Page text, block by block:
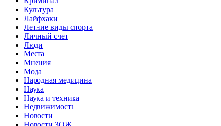
Культура
Лайфхаки
Летние виды спорта
Личный счет
Люди
Места
Мнения
Мода
Народная медицина
Наука
Наука и техника
Недвижимость
Новости
Новости ЗОЖ